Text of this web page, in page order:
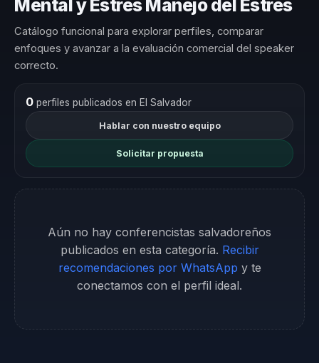
Mental y Estrés Manejo del Estrés
Catálogo funcional para explorar perfiles, comparar
enfoques y avanzar a la evaluación comercial del speaker
correcto.
0perfiles publicados en El Salvador
Hablar con nuestro equipo
Solicitar propuesta
Aún no hay conferencistas salvadoreños
publicados en esta categoría. Recibir
recomendaciones por WhatsApp y te
conectamos con el perfil ideal.